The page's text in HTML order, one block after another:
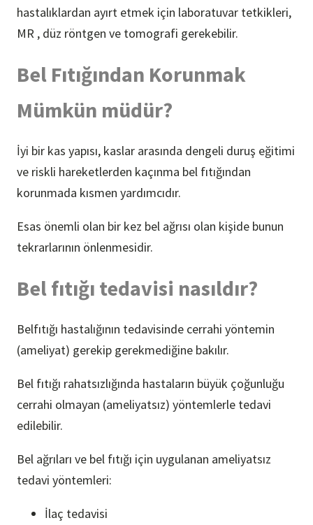
hastalıklardan ayırt etmek için laboratuvar tetkikleri,
MR , düz röntgen ve tomografi gerekebilir.
Bel Fıtığından Korunmak
Mümkün müdür?
İyi bir kas yapısı, kaslar arasında dengeli duruş eğitimi
ve riskli hareketlerden kaçınma bel fıtığından
korunmada kısmen yardımcıdır.
Esas önemli olan bir kez bel ağrısı olan kişide bunun
tekrarlarının önlenmesidir.
Bel fıtığı tedavisi nasıldır?
Belfıtığı hastalığının tedavisinde cerrahi yöntemin
(ameliyat) gerekip gerekmediğine bakılır.
Bel fıtığı rahatsızlığında hastaların büyük çoğunluğu
cerrahi olmayan (ameliyatsız) yöntemlerle tedavi
edilebilir.
Bel ağrıları ve bel fıtığı için uygulanan ameliyatsız
tedavi yöntemleri:
İlaç tedavisi